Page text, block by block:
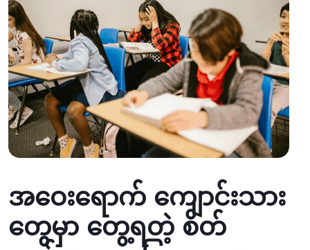
အဝေးရောက် ကျောင်းသား
တွေမှာ တွေ့ရတဲ့ စိတ်